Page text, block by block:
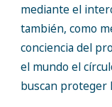
mediante el
también, como
conciencia del
el mundo el
buscan proteger